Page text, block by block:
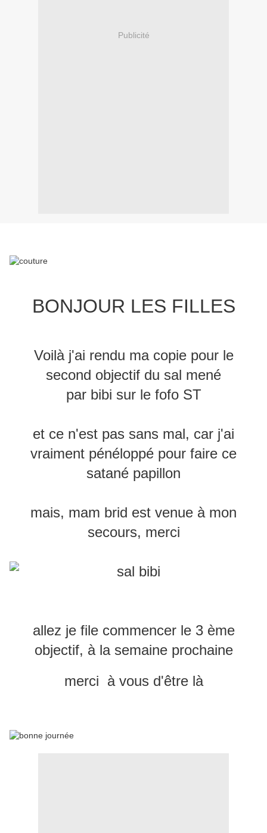
Publicité
BONJOUR LES FILLES
Voilà j'ai rendu ma copie pour le
second objectif du sal mené
par bibi sur le fofo ST
et ce n'est pas sans mal, car j'ai
vraiment pénéloppé pour faire ce
satané papillon
mais, mam brid est venue à mon
secours, merci
allez je file commencer le 3 ème
objectif, à la semaine prochaine
merci à vous d'être là